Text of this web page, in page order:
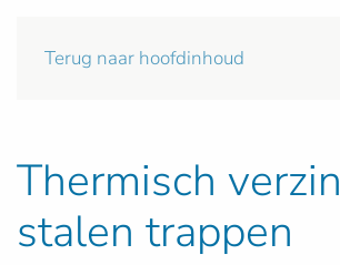
Terug naar hoofdinhoud
Thermisch
stalen trappen